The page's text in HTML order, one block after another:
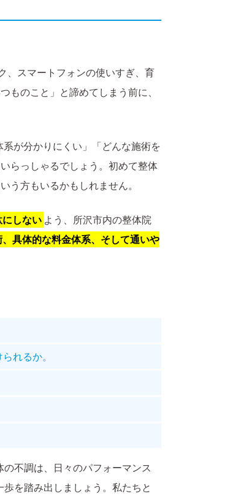
、スマートフォンの使いすぎ、育
ものこと」と諦めてしまう前に、
が分かりにくい」「どんな施術を
らっしゃるでしょう。初めて整体
う方もいるかもしれません。
しない よう、所沢市内の整体院
具体的な料金体系、そして通いや
れるか。
不調は、日々のパフォーマンス
歩を踏み出しましょう。私たちと